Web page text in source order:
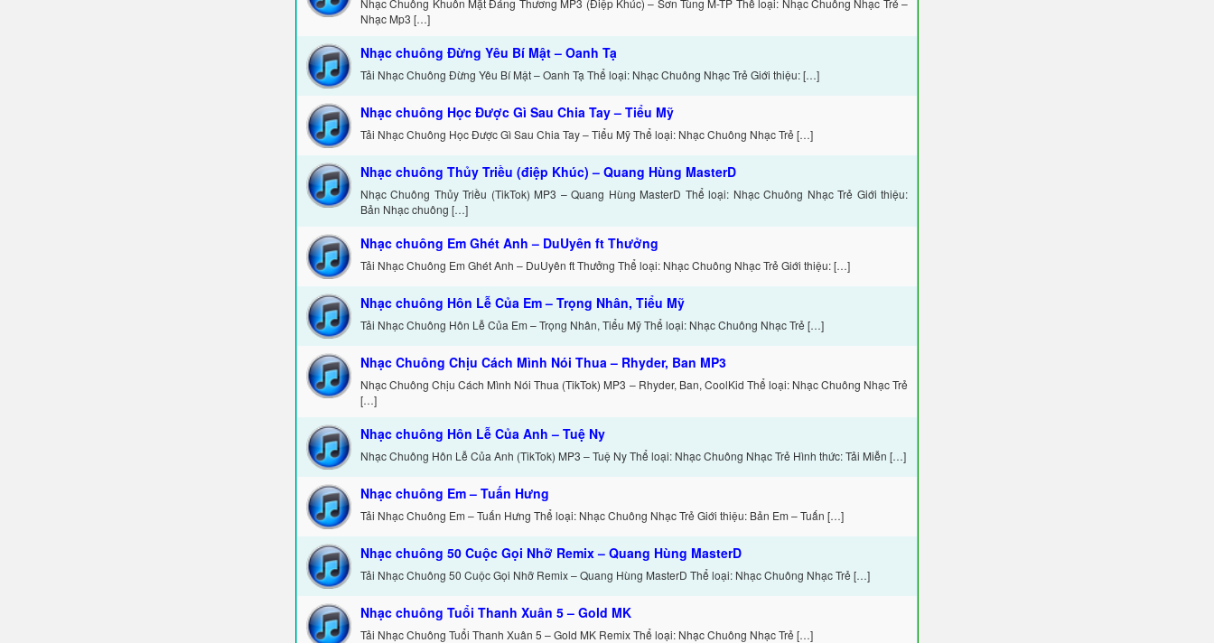
Nhạc Mp3 […]
Nhạc chuông Đừng Yêu Bí Mật – Oanh Tạ
Tải Nhạc Chuông Đừng Yêu Bí Mật – Oanh Tạ Thể loại: Nhạc Chuông Nhạc Trẻ Giới thiệu: […]
Nhạc chuông Học Được Gì Sau Chia Tay – Tiểu Mỹ
Tải Nhạc Chuông Học Được Gì Sau Chia Tay – Tiểu Mỹ Thể loại: Nhạc Chuông Nhạc Trẻ […]
Nhạc chuông Thủy Triều (điệp Khúc) – Quang Hùng MasterD
Nhạc Chuông Thủy Triều (TikTok) MP3 – Quang Hùng MasterD Thể loại: Nhạc Chuông Nhạc Trẻ Giới thiệu:
Bản Nhạc chuông […]
Nhạc chuông Em Ghét Anh – DuUyên ft Thưởng
Tải Nhạc Chuông Em Ghét Anh – DuUyên ft Thưởng Thể loại: Nhạc Chuông Nhạc Trẻ Giới thiệu: […]
Nhạc chuông Hôn Lễ Của Em – Trọng Nhân, Tiểu Mỹ
Tải Nhạc Chuông Hôn Lễ Của Em – Trọng Nhân, Tiểu Mỹ Thể loại: Nhạc Chuông Nhạc Trẻ […]
Nhạc Chuông Chịu Cách Mình Nói Thua – Rhyder, Ban MP3
Nhạc Chuông Chịu Cách Mình Nói Thua (TikTok) MP3 – Rhyder, Ban, CoolKid Thể loại: Nhạc Chuông Nhạc Trẻ
[…]
Nhạc chuông Hôn Lễ Của Anh – Tuệ Ny
Nhạc Chuông Hôn Lễ Của Anh (TikTok) MP3 – Tuệ Ny Thể loại: Nhạc Chuông Nhạc Trẻ Hình thức: Tải Miễn […]
Nhạc chuông Em – Tuấn Hưng
Tải Nhạc Chuông Em – Tuấn Hưng Thể loại: Nhạc Chuông Nhạc Trẻ Giới thiệu: Bản Em – Tuấn […]
Nhạc chuông 50 Cuộc Gọi Nhỡ Remix – Quang Hùng MasterD
Tải Nhạc Chuông 50 Cuộc Gọi Nhỡ Remix – Quang Hùng MasterD Thể loại: Nhạc Chuông Nhạc Trẻ […]
Nhạc chuông Tuổi Thanh Xuân 5 – Gold MK
Tải Nhạc Chuông Tuổi Thanh Xuân 5 – Gold MK Remix Thể loại: Nhạc Chuông Nhạc Trẻ […]